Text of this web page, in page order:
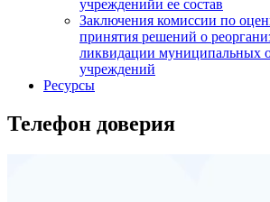
учрежденийи ее состав
Заключения комиссии по
принятия решений о
ликвидации муниципальных
учреждений
Ресурсы
Телефон доверия